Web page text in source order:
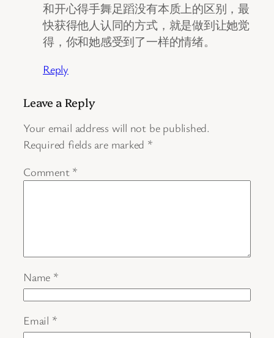
和开心得手舞足蹈没有本质上的区别，最
快获得他人认同的方式，就是做到让她觉
得，你和她感受到了一样的情绪。
Reply
Leave a Reply
Your email address will not be published.
Required fields are marked *
Comment *
Name *
Email *